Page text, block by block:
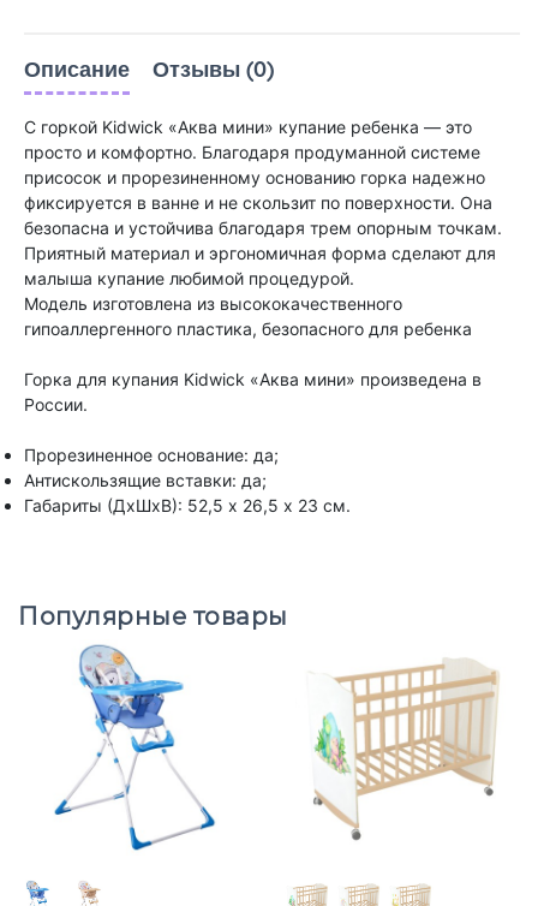
Описание Отзывы (0)
С горкой Kidwick «Аква мини» купание ребенка — это
просто и комфортно. Благодаря продуманной системе
присосок и прорезиненному основанию горка надежно
фиксируется в ванне и не скользит по поверхности. Она
безопасна и устойчива благодаря трем опорным точкам.
Приятный материал и эргономичная форма сделают для
малыша купание любимой процедурой.
Модель изготовлена из высококачественного
гипоаллергенного пластика, безопасного для ребенка
Горка для купания Kidwick «Аква мини» произведена в
России.
Прорезиненное основание: да;
Антискользящие вставки: да;
Габариты (ДхШхВ): 52,5 х 26,5 х 23 см.
Популярные товары